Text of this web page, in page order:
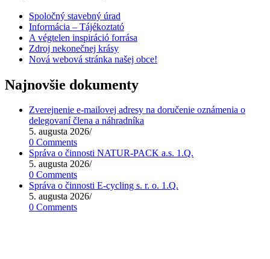
Spoločný stavebný úrad
Informácia – Tájékoztató
A végtelen inspiráció forrása
Zdroj nekonečnej krásy
Nová webová stránka našej obce!
Najnovšie dokumenty
Zverejnenie e-mailovej adresy na doručenie oznámenia o
delegovaní člena a náhradníka
5. augusta 2026/
0 Comments
Správa o činnosti NATUR-PACK a.s. 1.Q.
5. augusta 2026/
0 Comments
Správa o činnosti E-cycling s. r. o. 1.Q.
5. augusta 2026/
0 Comments